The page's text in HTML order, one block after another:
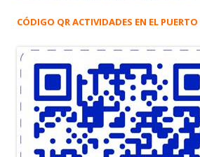
CÓDIGO QR ACTIVIDADES EN EL PUERTO